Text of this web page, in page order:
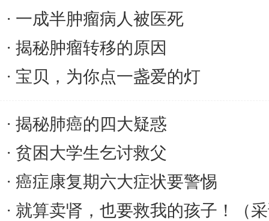
一成半肿瘤病人被医死
揭秘肿瘤转移的原因
宝贝，为你点一盏爱的灯
揭秘肺癌的四大疑惑
贫困大学生乞讨救父
癌症康复期六大症状要警惕
就算卖肾，也要救我的孩子！（